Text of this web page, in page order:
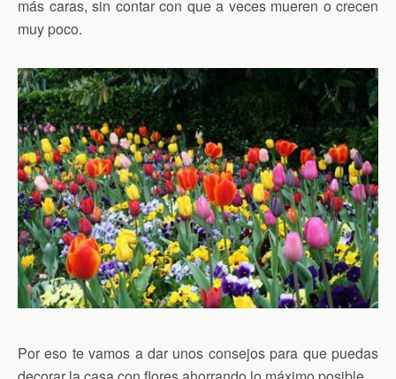
más caras, sin contar con que a veces mueren o crecen
muy poco.
Por eso te vamos a dar unos consejos para que puedas